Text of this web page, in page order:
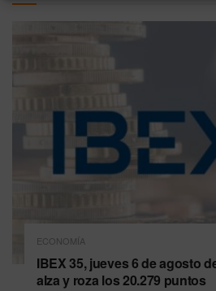
ECONOMÍA
IBEX 35, jueves 6 de agosto
alza y roza los 20.279 puntos